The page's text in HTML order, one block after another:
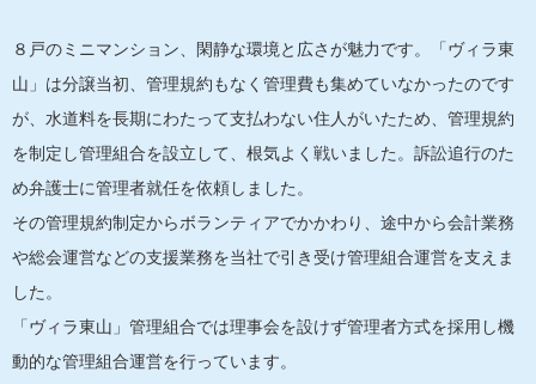
８戸のミニマンション、閑静な環境と広さが魅力です。「ヴィラ東
山」は分譲当初、管理規約もなく管理費も集めていなかったのです
が、水道料を長期にわたって支払わない住人がいたため、管理規約
を制定し管理組合を設立して、根気よく戦いました。訴訟追行のた
め弁護士に管理者就任を依頼しました。
その管理規約制定からボランティアでかかわり、途中から会計業務
や総会運営などの支援業務を当社で引き受け管理組合運営を支えま
した。
「ヴィラ東山」管理組合では理事会を設けず管理者方式を採用し機
動的な管理組合運営を行っています。